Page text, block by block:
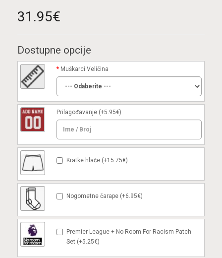
31.95€
Dostupne opcije
Muškarci Veličina
Prilagođavanje (+5.95€)
Kratke hlače (+15.75€)
Nogometne čarape (+6.95€)
Premier League + No Room For Racism Patch
Set (+5.25€)